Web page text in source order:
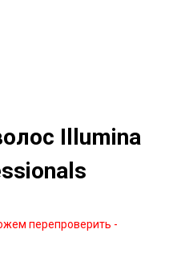
Illumina
перепроверить -